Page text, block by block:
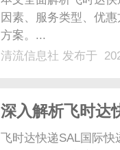
因素、服务类型、优
方案。...
清流信息社 发布于
深入解析飞时达
飞时达快递SAL国际